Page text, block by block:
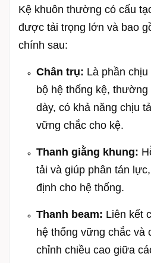
Kệ khuôn thường có cấu
được tải trọng lớn và bao
chính sau:
Chân trụ: Là phần
bộ hệ thống kệ,
dày, có khả năng chịu
vững chắc cho kệ.
Thanh giằng khung:
tải và giúp phân tán
định cho hệ thống.
Thanh beam: Liên kết
hệ thống vững chắc và
chỉnh chiều cao giữa